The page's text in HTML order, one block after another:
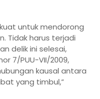
untuk mendorong
Tidak harus terjadi
delik ini selesai,
7/PUU-VII/2009,
kausal antara
yang timbul,”